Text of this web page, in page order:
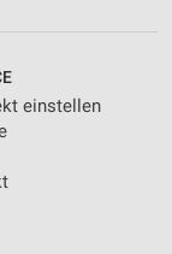
einstellen